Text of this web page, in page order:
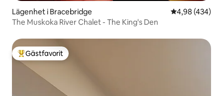
Lägenhet i Bracebridge 4,98 av 5 i
4,98 (434)
The Muskoka River Chalet - The King's Den
Populär gästfavorit
Gästfavorit